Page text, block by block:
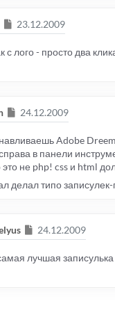
Сообщение
23.12.2009
с лого - просто два
Сообщение
24.12.2009
Adobe
в панели
это не php! css и html
делал типо
Сообщение
24.12.2009
лучшая